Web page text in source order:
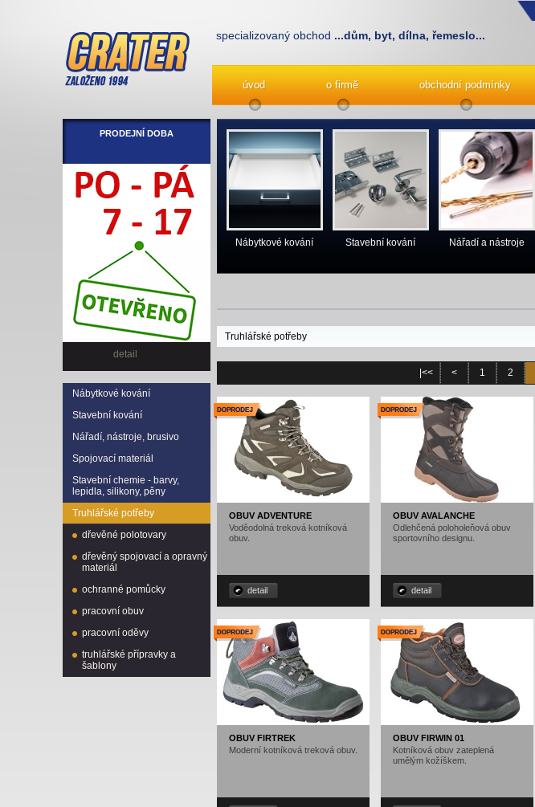
úvod o firmě obchodní podmínky
specializovaný obchod ...dům, byt, dílna, řemeslo...
PRODEJNÍ DOBA
detail
Nábytkové kování
Stavební kování
Nářadí, nástroje, brusivo
Spojovací materiál
Stavební chemie - barvy,
lepidla, silikony, pěny
Truhlářské potřeby
dřevěné polotovary
dřevěný spojovací a opravný
materiál
ochranné pomůcky
pracovní obuv
pracovní oděvy
truhlářské přípravky a
šablony
Nábytkové kování Stavební kování Nářadí a nástroje
Truhlářské potřeby
|<< < 1 2
OBUV ADVENTURE
Voděodolná treková kotníková
obuv.
detail
OBUV AVALANCHE
Odlehčená poloholeňová obuv
sportovního designu.
detail
OBUV FIRTREK
Moderní kotníková treková obuv.
OBUV FIRWIN 01
Kotníková obuv zateplená
umělým kožíškem.